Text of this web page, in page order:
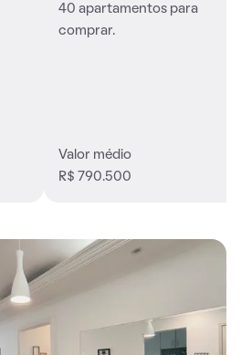
40 apartamentos para
comprar.
Valor médio
R$ 790.500